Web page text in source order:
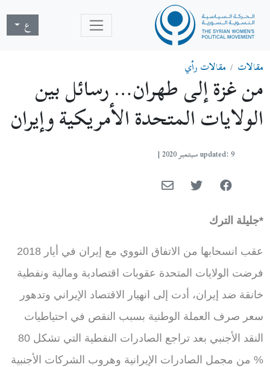
ع
مقالات مقالات رأي
من غزة إلى طهران… رسائل بين
الولايات المتحدة الأمريكية وإيران
updated: 9 سبتمبر 2020 |
*جليلة الترك
عقب انسحابها من الاتفاق النووي مع إيران في أيار 2018
فرضت الولايات المتحدة عقوبات اقتصادية ومالية ونفطية
خانقة ضد إيران، أدت إلى انهيار الاقتصاد الإيراني وتدهور
سعر صرف العملة الوطنية بسبب النقص في احتياطيات
النقد الأجنبي بعد تراجع الصادرات النفطية التي تشكل 80
% من مجمل الصادرات الإيرانية وهروب الشركات الأجنبية